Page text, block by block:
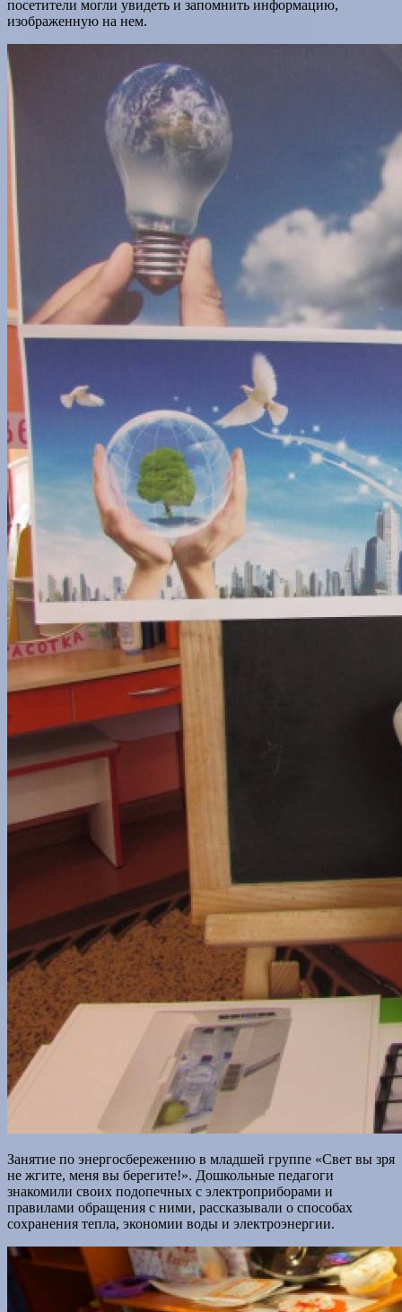
посетители могли увидеть и запомнить информацию,
изображенную на нем.
Занятие по энергосбережению в младшей группе «Свет вы зря
не жгите, меня вы берегите!». Дошкольные педагоги
знакомили своих подопечных с электроприборами и
правилами обращения с ними, рассказывали о способах
сохранения тепла, экономии воды и электроэнергии.